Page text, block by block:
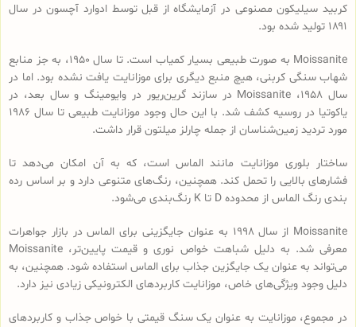
کربید سیلیکون مصنوعی در آزمایشگاه از قبل توسط ادوارد آچسون در سال
۱۸۹۱ تولید شده بود.
Moissanite به صورت طبیعی بسیار کمیاب است. تا سال ۱۹۵۰، به جز منابع
شهاب سنگی کربنی، هیچ منبع دیگری برای موزانایت یافت نشده بود. اما در
سال ۱۹۵۸، Moissanite در سازند گرین‌ریور در وایومینگ و سال بعد، در
یاکوتیا در روسیه کشف شد. با این حال وجود موزانایت طبیعی تا سال ۱۹۸۶
مورد تردید زمین‌شناسان از جمله چارلز میلتون قرار داشت.
ساختار بلوری موزانایت مانند الماس است، که به آن امکان می‌دهد تا
فشارهای بالایی را تحمل کند. همچنین، رنگ‌های متنوعی دارد و بر اساس رده
بندی رنگ الماس از محدوده D تا K رنگ‌بندی می‌شود.
Moissanite از سال ۱۹۹۸ به عنوان جایگزینی برای الماس در بازار جواهرات
معرفی شد. به دلیل شباهت خواص نوری و قیمت پایین‌تر، Moissanite
می‌تواند به عنوان یک جایگزین جذاب برای الماس استفاده شود. همچنین، به
دلیل وجود ویژگی‌های خاص، موزانایت کاربردهای الکترونیکی زیادی نیز دارد.
در مجموع، موزانایت به عنوان یک سنگ قیمتی با خواص جذاب و کاربردهای